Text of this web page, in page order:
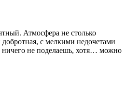
Атмосфера не столько
с мелкими недочетами
ничего не поделаешь, хотя… можно